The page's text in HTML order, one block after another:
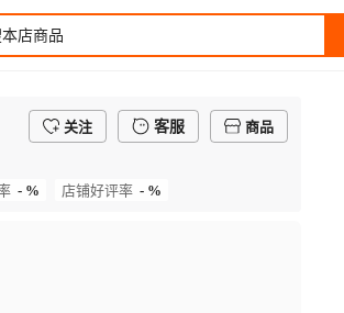
关注 客服
商品
- % 店铺好评率 - %